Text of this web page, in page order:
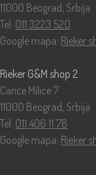
11000 Beograd, Srbija
Tel: 011 3223 520
Google mapa: Rieker
Rieker G&M shop 2
Carice Milice 7
11000 Beograd, Srbija
Tel: 011 406 11 78
Google mapa: Rieker